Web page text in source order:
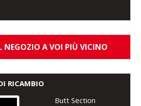
NEGOZIO A VOI PIÙ VICINO
RICAMBIO
Butt Section